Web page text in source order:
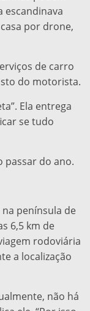
escandinava
por drone,
de carro
do motorista.
Ela entrega
se tudo
passar do ano.
península de
6,5 km de
rodoviária
a localização
não há